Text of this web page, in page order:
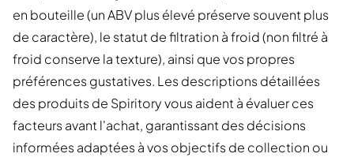
en bouteille (un ABV plus élevé préserve souvent plus
de caractère), le statut de filtration à froid (non filtré à
froid conserve la texture), ainsi que vos propres
préférences gustatives. Les descriptions détaillées
des produits de Spiritory vous aident à évaluer ces
facteurs avant l'achat, garantissant des décisions
informées adaptées à vos objectifs de collection ou